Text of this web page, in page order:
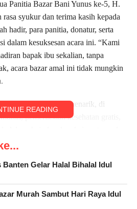
Panitia Bazar Bani Yunus ke-5, H.
syukur dan terima kasih kepada
hadir, para panitia, donatur, serta
dalam kesuksesan acara ini. “Kami
bapak ibu sekalian, tanpa
acara bazar amal ini tidak mungkin
beragam kegiatan menarik, di
pemeriksaan kesehatan gratis,
itu, terdapat juga stand hijab dan
terang H. Tb. Rizki.
Yunus Banten, H. Tb. Dodon,
dengan menyampaikan penghargaan
READING
Banten Gelar Halal Bihalal Idul
Murah Sambut Hari Raya Idul